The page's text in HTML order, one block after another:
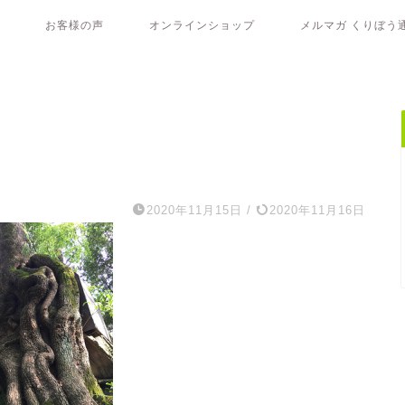
お客様の声 オンラインショップ メルマガ くりぼう
2020年11月15日 / 2020年11月16日